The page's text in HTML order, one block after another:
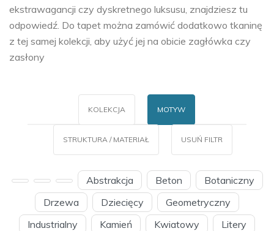
ekstrawagancji czy dyskretnego luksusu, znajdziesz tu
odpowiedź. Do tapet można zamówić dodatkowo tkaninę
z tej samej kolekcji, aby użyć jej na obicie zagłówka czy
zasłony
KOLEKCJA MOTYW
STRUKTURA / MATERIAŁ USUŃ FILTR
Abstrakcja Beton
Botaniczny
Drzewa
Dziecięcy
Geometryczny
Industrialny
Kamień Kwiatowy
Litery